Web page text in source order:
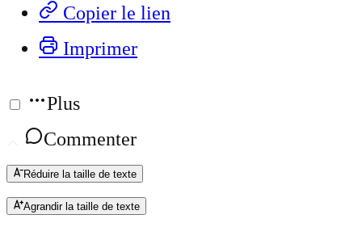
Copier le lien
Imprimer
Plus
Commenter
Réduire la taille de texte
Agrandir la taille de texte